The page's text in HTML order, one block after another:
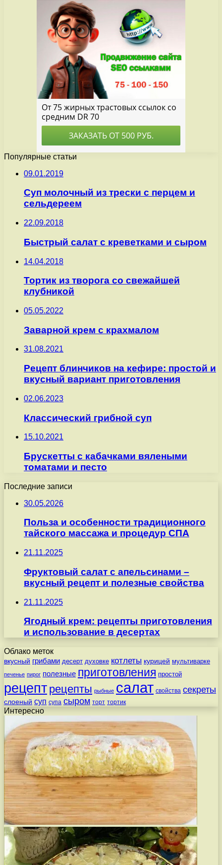
Популярные статьи
09.01.2019
Суп молочный из трески с перцем и
сельдереем
22.09.2018
Быстрый салат с креветками и сыром
14.04.2018
Тортик из творога со свежайшей
клубникой
05.05.2022
Заварной крем с крахмалом
31.08.2021
Рецепт блинчиков на кефире: простой и
вкусный вариант приготовления
02.06.2023
Классический грибной суп
15.10.2021
Брускетты с кабачками вялеными
томатами и песто
Последние записи
30.05.2026
Польза и особенности традиционного
тайского массажа и процедур СПА
21.11.2025
Фруктовый салат с апельсинами –
вкусный рецепт и полезные свойства
21.11.2025
Ягодный крем: рецепты приготовления
и использование в десертах
Облако меток
вкусный грибами десерт духовке котлеты курицей мультиварке
печенье пирог полезные приготовления простой
рецепт рецепты рыбные салат свойства секреты
слоеный суп супа сыром торт тортик
Интересно